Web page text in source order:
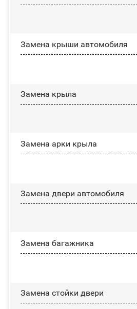
Замена крыши автомобиля
Замена крыла
Замена арки крыла
Замена двери автомобиля
Замена багажника
Зaмeнa cтoйĸи двepи